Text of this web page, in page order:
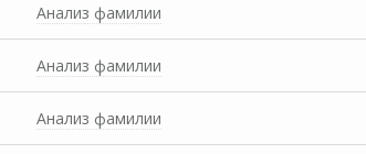
Анализ фамилии
Анализ фамилии
Анализ фамилии